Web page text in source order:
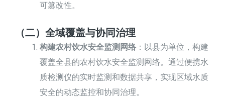
可篡改性。
（二）全域覆盖与协同治理
构建农村饮水安全监测网络 ：以县为单位，构建
覆盖全县的农村饮水安全监测网络。通过便携水
质检测仪的实时监测和数据共享，实现区域水质
安全的动态监控和协同治理。